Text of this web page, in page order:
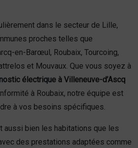
dans le secteur de Lille,
proches telles que
en-Barœul, Roubaix, Tourcoing,
et Mouvaux. Que vous soyez à
électrique à Villeneuve-d’Ascq
à Roubaix, notre équipe est
à vos besoins spécifiques.
aussi bien les habitations que les
des prestations adaptées comme